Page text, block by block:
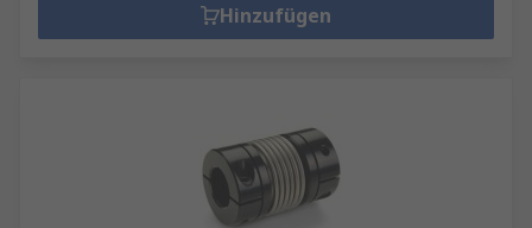
Hinzufügen